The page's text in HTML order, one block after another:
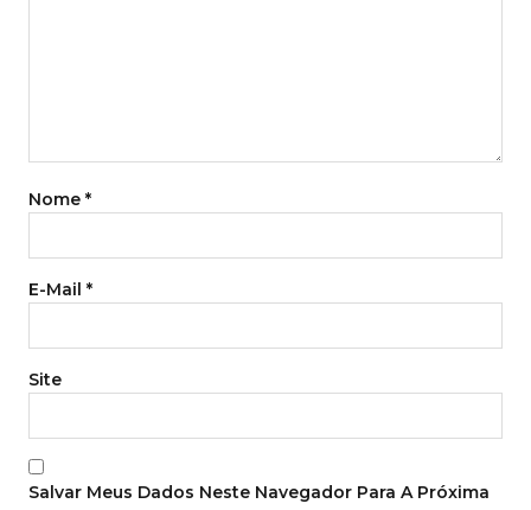
Nome *
E-Mail *
Site
Salvar Meus Dados Neste Navegador Para A Próxima